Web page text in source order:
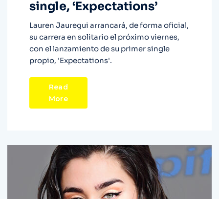
single, ‘Expectations’
Lauren Jauregui arrancará, de forma oficial,
su carrera en solitario el próximo viernes,
con el lanzamiento de su primer single
propio, 'Expectations'.
Read
More